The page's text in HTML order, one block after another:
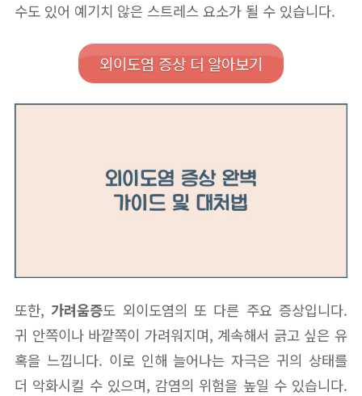
수도 있어 예기치 않은 스트레스 요소가 될 수 있습니다.
외이도염 증상 더 알아보기
또한,가려움증도 외이도염의 또 다른 주요 증상입니다.
귀 안쪽이나 바깥쪽이 가려워지며, 계속해서 긁고 싶은 유
혹을 느낍니다. 이로 인해 늘어나는 자극은 귀의 상태를
더 악화시킬 수 있으며, 감염의 위험을 높일 수 있습니다.